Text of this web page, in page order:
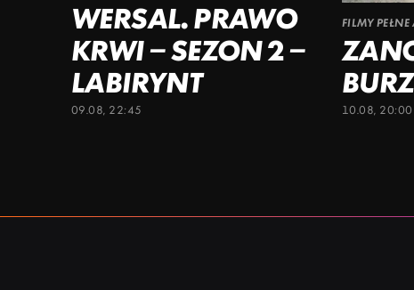
WERSAL. PRAWO
KRWI – SEZON 2 –
LABIRYNT
09.08, 22:45
FILMY
10.08, 20:00